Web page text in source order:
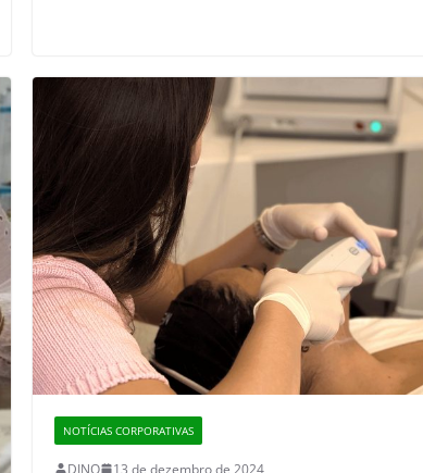
NOTÍCIAS CORPORATIVAS
DINO 13 de dezembro de 2024